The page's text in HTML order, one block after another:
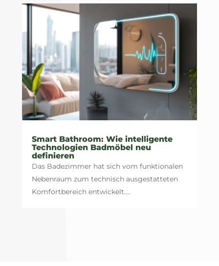
Smart Bathroom: Wie intelligente
Technologien Badmöbel neu
definieren
Das Badezimmer hat sich vom funktionalen
Nebenraum zum technisch ausgestatteten
Komfortbereich entwickelt....